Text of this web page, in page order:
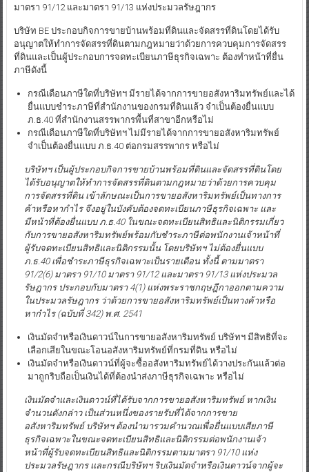
มาตรา 91/12 และมาตรา 91/13 แห่งประมวลรัษฎากร
บริษัท BE ประกอบกิจการขายบ้านพร้อมที่ดินและจัดสรรที่ดินโดยได้รับ
อนุญาตให้ทำการจัดสรรที่ดินตามกฎหมายว่าด้วยการควบคุมการจัดสรร
ที่ดินและเป็นผู้ประกอบการจดทะเบียนภาษีธุรกิจเฉพาะ ต้องทำหน้าที่ยื่น
ภาษีดังนี้
กรณีเดือนภาษีใดที่บริษัทฯ มีรายได้จากการขายอสังหาริมทรัพย์และได้
ยื่นแบบชำระภาษีที่สำนักงานของกรมที่ดินแล้ว จำเป็นต้องยื่นแบบ
ภ.ธ.40 ที่สำนักงานสรรพากรพื้นที่สาขาอีกหรือไม่
กรณีเดือนภาษีใดที่บริษัทฯ ไม่มีรายได้จากการขายอสังหาริมทรัพย์
จำเป็นต้องยื่นแบบ ภ.ธ.40 ต่อกรมสรรพากร หรือไม่
บริษัทฯ เป็นผู้ประกอบกิจการขายบ้านพร้อมที่ดินและจัดสรรที่ดินโดย
ได้รับอนุญาตให้ทำการจัดสรรที่ดินตามกฎหมายว่าด้วยการควบคุม
การจัดสรรที่ดิน เข้าลักษณะเป็นการขายอสังหาริมทรัพย์เป็นทางการ
ค้าหรือหากำไร จึงอยู่ในบังคับต้องจดทะเบียนภาษีธุรกิจเฉพาะ และ
มีหน้าที่ต้องยื่นแบบ ภ.ธ.40 ในขณะจดทะเบียนสิทธิและนิติกรรมเกี่ยว
กับการขายอสังหาริมทรัพย์พร้อมกับชำระภาษีต่อพนักงานเจ้าหน้าที่
ผู้รับจดทะเบียนสิทธิและนิติกรรมนั้น โดยบริษัทฯ ไม่ต้องยื่นแบบ
ภ.ธ.40 เพื่อชำระภาษีธุรกิจเฉพาะเป็นรายเดือน ทั้งนี้ ตามมาตรา
91/2(6) มาตรา 91/10 มาตรา 91/12 และมาตรา 91/13 แห่งประมวล
รัษฎากร ประกอบกับมาตรา 4(1) แห่งพระราชกฤษฎีกาออกตามความ
ในประมวลรัษฎากร ว่าด้วยการขายอสังหาริมทรัพย์เป็นทางค้าหรือ
หากำไร (ฉบับที่ 342) พ.ศ. 2541
เงินมัดจำหรือเงินดาวน์ในการขายอสังหาริมทรัพย์ บริษัทฯ มีสิทธิที่จะ
เลือกเสียในขณะโอนอสังหาริมทรัพย์ที่กรมที่ดิน หรือไม่
เงินมัดจำหรือเงินดาวน์ที่ผู้จะซื้ออสังหาริมทรัพย์ได้วางประกันแล้วต่อ
มาถูกริบถือเป็นเงินได้ที่ต้องนำส่งภาษีธุรกิจเฉพาะ หรือไม่
เงินมัดจำและเงินดาวน์ที่ได้รับจากการขายอสังหาริมทรัพย์ หากเงิน
จำนวนดังกล่าว เป็นส่วนหนึ่งของรายรับที่ได้จากการขาย
อสังหาริมทรัพย์ บริษัทฯ ต้องนำมารวมคำนวณเพื่อยื่นแบบเสียภาษี
ธุรกิจเฉพาะในขณะจดทะเบียนสิทธิและนิติกรรมต่อพนักงานเจ้า
หน้าที่ผู้รับจดทะเบียนสิทธิและนิติกรรมตามมาตรา 91/10 แห่ง
ประมวลรัษฎากร และกรณีบริษัทฯ ริบเงินมัดจำหรือเงินดาวน์จากผู้จะ